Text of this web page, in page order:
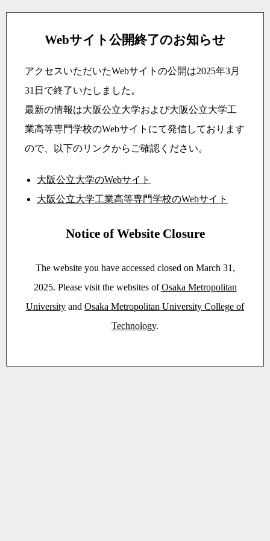
Webサイト公開終了のお知らせ
アクセスいただいたWebサイトの公開は2025年3月
31日で終了いたしました。
最新の情報は大阪公立大学および大阪公立大学工
業高等専門学校のWebサイトにて発信しております
ので、以下のリンクからご確認ください。
大阪公立大学のWebサイト
大阪公立大学工業高等専門学校のWebサイト
Notice of Website Closure
The website you have accessed closed on March 31,
2025. Please visit the websites ofOsaka Metropolitan
University and Osaka Metropolitan University College of
Technology.